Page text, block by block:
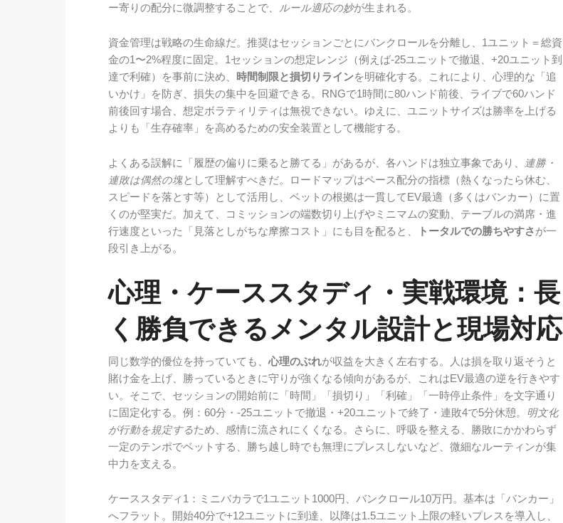
ー寄りの配分に微調整することで、
ルール適応の妙が生まれる。
資金管理は戦略の生命線だ。推奨はセッションごとにバンクロールを分離し、1ユニット＝総資
金の1〜2%程度に固定。1セッションの想定レンジ（例えば-25ユニットで撤退、+20ユニット到
達で利確）を事前に決め、
時間制限と損切りラインを明確化する。これにより、心理的な「追
いかけ」を防ぎ、損失の集中を回避できる。RNGで1時間に80ハンド前後、ライブで60ハンド
前後回す場合、想定ボラティリティは無視できない。ゆえに、ユニットサイズは勝率を上げる
よりも「生存確率」を高めるための安全装置として機能する。
よくある誤解に「履歴の偏りに乗ると勝てる」があるが、各ハンドは独立事象であり、
連勝・
連敗は偶然の塊として理解すべきだ。ロードマップはペース配分の指標（熱くなったら休む、
スピードを落とす等）として活用し、ベットの根拠は一貫してEV最適（多くはバンカー）に置
くのが堅実だ。加えて、コミッションの端数切り上げやミニマムの変動、テーブルの満席・進
行速度といった「見落としがちな摩擦コスト」にも目を配ると、
トータルでの勝ちやすさが一
段引き上がる。
心理・ケーススタディ・実戦環境：長
く勝負できるメンタル設計と現場対応
同じ数学的優位を持っていても、 心理のぶれが収益を大きく左右する。人は損を取り返そうと
賭け金を上げ、勝っているときに守りが強くなる傾向があるが、これはEV最適の逆を行きやす
い。そこで、セッションの開始前に「時間」「損切り」「利確」「一時停止条件」を文字通り
に固定化する。例：60分・-25ユニットで撤退・+20ユニットで終了・連敗4で5分休憩。 明文化
が行動を規定するため、感情に流されにくくなる。さらに、呼吸を整える、勝敗にかかわらず
一定のテンポでベットする、勝ち越し時でも無理にプレスしないなど、微細なルーティンが集
中力を支える。
ケーススタディ1：ミニバカラで1ユニット1000円、バンクロール10万円。基本は「バンカー」
へフラット。開始40分で+12ユニットに到達、以降は1.5ユニット上限の軽いプレスを導入し、